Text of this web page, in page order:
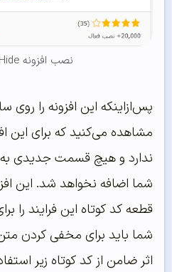
نصب افزونه WP ShowHide
پس‌ازاینکه این افزونه را
مشاهده می‌کنید که برای این
ندارد و هیچ قسمت جدیدی
شما اضافه نخواهد شد. این
قطعه کد کوتاه این فرایند را
شما باید برای مخفی کردن
اثر ضامن از کد کوتاه زیر